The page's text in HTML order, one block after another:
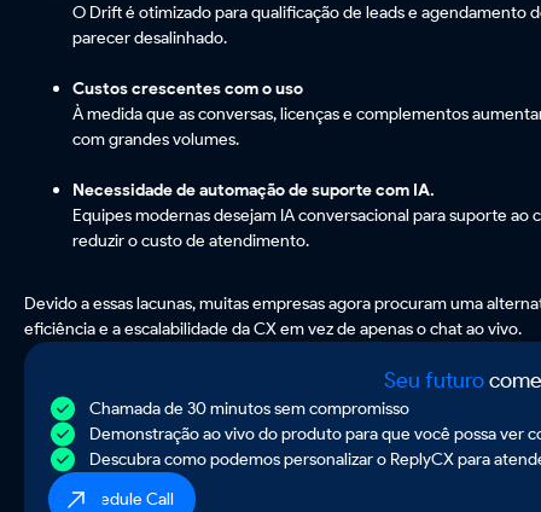
O Drift é otimizado para qualificação de leads e agendamento
parecer desalinhado.
Custos crescentes com o uso
À medida que as conversas, licenças e complementos
com grandes volumes.
Necessidade de automação de suporte com IA.
Equipes modernas desejam IA conversacional para suporte
reduzir o custo de atendimento.
Devido a essas lacunas, muitas empresas agora procuram uma
eficiência e a escalabilidade da CX em vez de apenas o chat ao vivo.
Seu futuro
Chamada de 30 minutos sem compromisso
Demonstração ao vivo do produto para que você possa ver
Descubra como podemos personalizar o ReplyCX para
Schedule Call